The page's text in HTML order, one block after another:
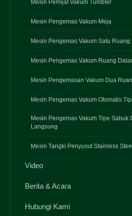
Mesin Pemijat Vakum Tumbler
Mesin Pengemas Vakum Meja
Mesin Pengemas Vakum Satu Ruang
Mesin Pengemas Vakum Ruang
Mesin Pengemasan Vakum Dua
Mesin Pengemas Vakum Otomatis
Mesin Pengemas Vakum Tipe Sabuk
Langsung
Mesin Tangki Penyusut Stainless
Video
Berita & Acara
Hubungi Kami